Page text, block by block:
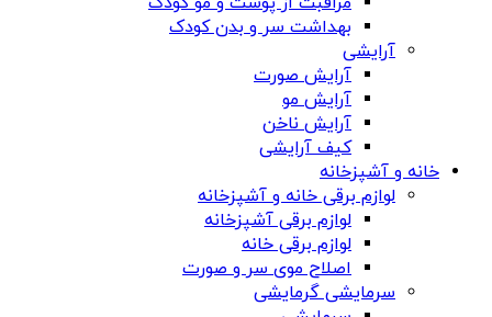
بهداشت سر و بدن کودک
آرایشی
آرایش صورت
آرایش مو
آرایش ناخن
کیف آرایشی
خانه و آشپزخانه
لوازم برقی خانه و آشپزخانه
لوازم برقی آشپزخانه
لوازم برقی خانه
اصلاح موی سر و صورت
سرمایشی گرمایشی